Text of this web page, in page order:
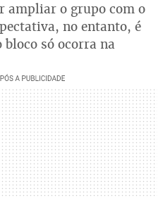
ampliar o grupo com o
no entanto, é
só ocorra na